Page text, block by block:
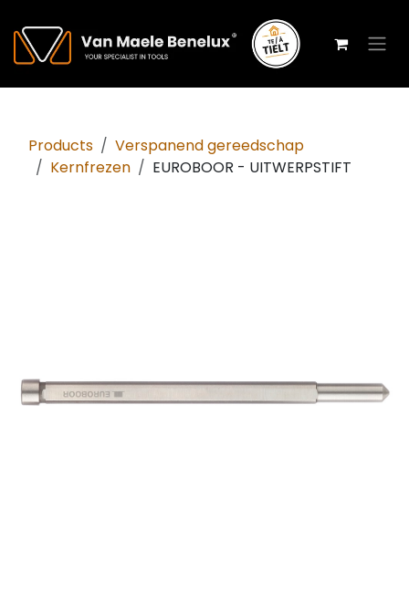
Products
Verspanend gereedschap
Kernfrezen
EUROBOOR - UITWERPSTIFT